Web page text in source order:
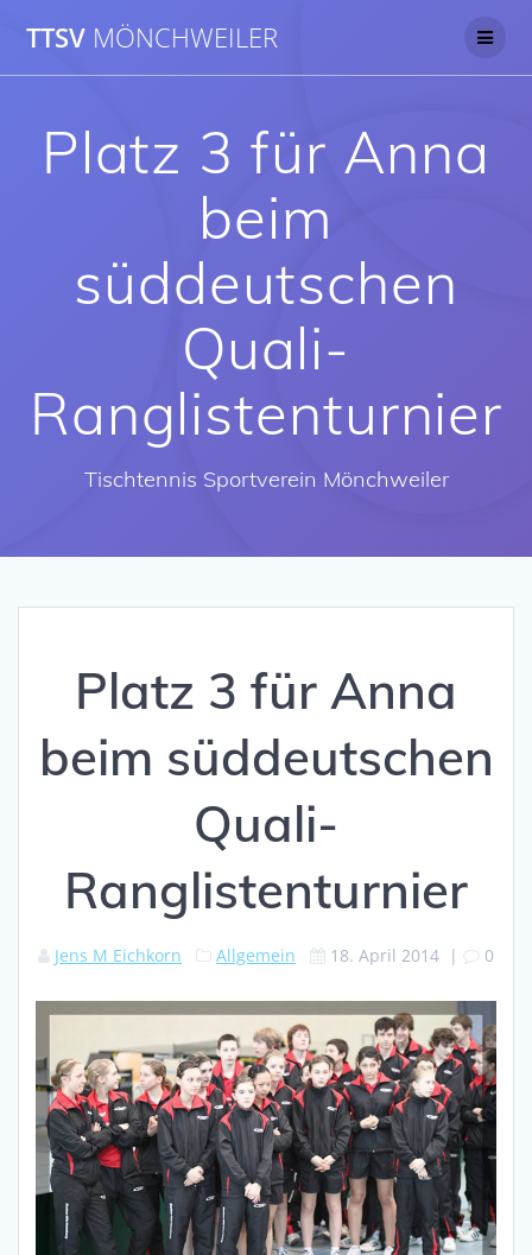
to
TTSV MÖNCHWEILER
Platz 3 für Anna
beim
süddeutschen
Quali-
Ranglistenturnier
Tischtennis Sportverein Mönchweiler
Platz 3 für Anna
beim süddeutschen
Quali-
Ranglistenturnier
Jens M Eichkorn Allgemein 18. April 2014 | 0